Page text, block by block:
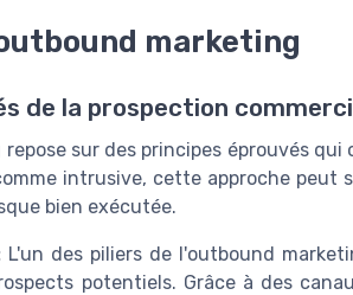
marketing
de la prospection
sur des principes éprouvés
intrusive, cette approche peut
bien exécutée.
L'un des piliers de l'outbound
potentiels. Grâce à des